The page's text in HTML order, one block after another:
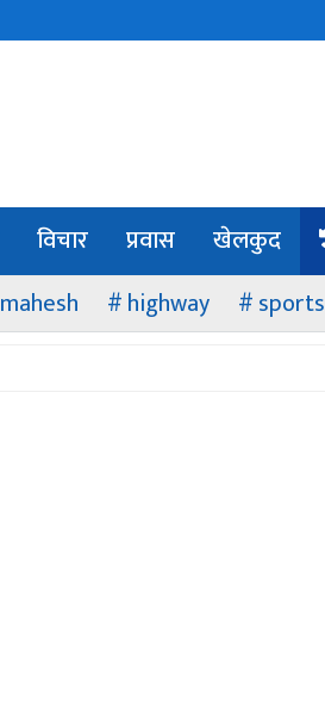
विचार प्रवास खेलकुद
mahesh highway sports